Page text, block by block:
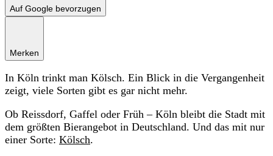
Auf Google bevorzugen
Merken
In Köln trinkt man Kölsch. Ein Blick in die Vergangenheit
zeigt, viele Sorten gibt es gar nicht mehr.
Ob Reissdorf, Gaffel oder Früh – Köln bleibt die Stadt mit
dem größten Bierangebot in Deutschland. Und das mit nur
einer Sorte: Kölsch.